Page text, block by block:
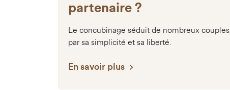
partenaire ?
Le concubinage séduit de nombreux couples
par sa simplicité et sa liberté.
En savoir plus